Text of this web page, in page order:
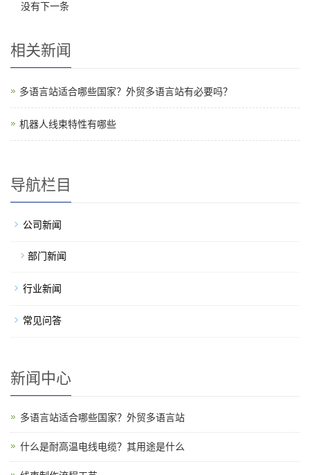
没有下一条
相关新闻
多语言站适合哪些国家？外贸多语言站有必要吗？
机器人线束特性有哪些
导航栏目
公司新闻
部门新闻
行业新闻
常见问答
新闻中心
多语言站适合哪些国家？外贸多语言站
什么是耐高温电线电缆？其用途是什么